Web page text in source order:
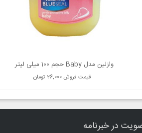
وازلین مدل Baby حجم 100 میلی لیتر
قیمت فروش26,000 تومان
در خبرنامه